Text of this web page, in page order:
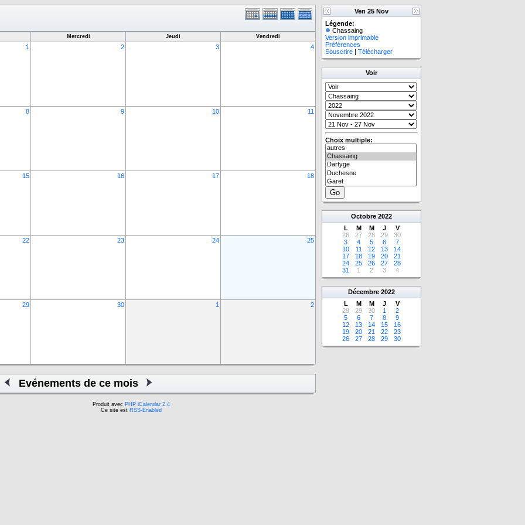
Mercredi Jeudi Vendredi
1 2 3 4
8 9 10 11
15 16 17 18
22 23 24 25
29 30 1 2
Evénements de ce mois
Ven 25 Nov
Légende:
Chassaing
Version imprimable
Préférences
Souscrire | Télécharger
Voir
Choix multiple:
Octobre 2022
L
M M J
V
26
27 28 29
30
3
4 5 6
7
10
11 12 13
14
17
18 19 20
21
24
25 26 27
28
31
1 2 3 4
Décembre 2022
L
M M J
V
28
29 30 1
2
5
6 7 8
9
12
13 14 15
16
19
20 21 22
23
26
27 28 29 30
Produit avec PHP iCalendar 2.4
Ce site est RSS-Enabled